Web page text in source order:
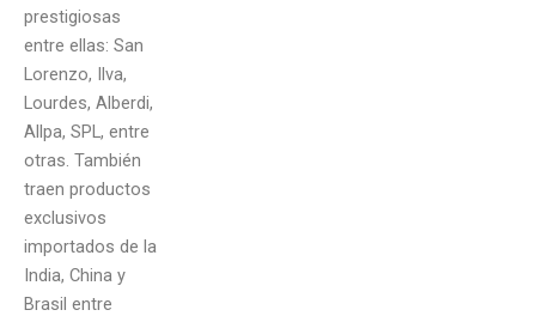
prestigiosas
entre ellas: San
Lorenzo, Ilva,
Lourdes, Alberdi,
Allpa, SPL, entre
otras. También
traen productos
exclusivos
importados de la
India, China y
Brasil entre